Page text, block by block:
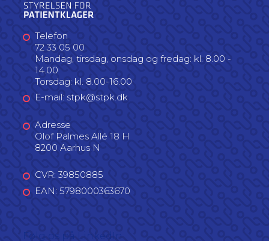
Telefon
72 33 05 00
Mandag, tirsdag, onsdag og fredag: kl. 8.00 -
14.00
Torsdag: kl. 8.00-16.00
E-mail: stpk@stpk.dk
Adresse
Olof Palmes Allé 18 H
8200 Aarhus N
CVR: 39850885
EAN: 5798000363670